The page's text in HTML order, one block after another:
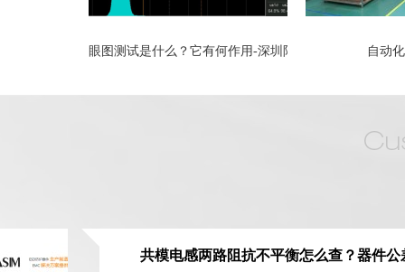
眼图测试是什么？它有何作用-深圳阿赛姆 自动化包装线